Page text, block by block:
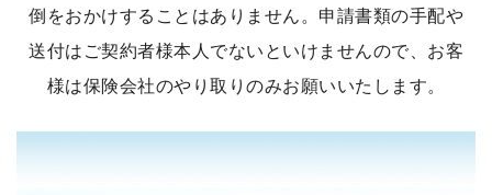
倒をおかけすることはありません。申請書類の手配や
送付はご契約者様本人でないといけませんので、お客
様は保険会社のやり取りのみお願いいたします。